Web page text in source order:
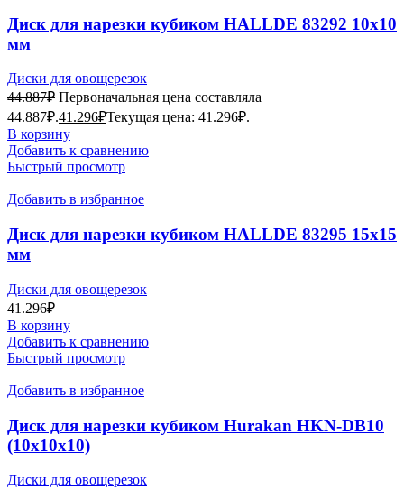
Диск для нарезки кубиком HALLDE 83292 10х10
мм
Диски для овощерезок
44.887₽ Первоначальная цена составляла
44.887₽.41.296₽Текущая цена: 41.296₽.
В корзину
Добавить к сравнению
Быстрый просмотр
Добавить в избранное
Диск для нарезки кубиком HALLDE 83295 15х15
мм
Диски для овощерезок
41.296₽
В корзину
Добавить к сравнению
Быстрый просмотр
Добавить в избранное
Диск для нарезки кубиком Hurakan HKN-DB10
(10x10x10)
Диски для овощерезок